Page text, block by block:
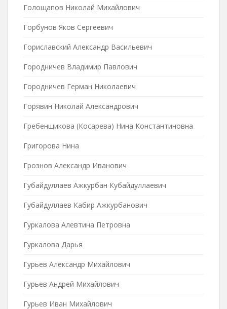
Голощапов Николай Михайлович
Горбунов Яков Сергеевич
Гориславский Александр Васильевич
Городничев Владимир Павлович
Городничев Герман Николаевич
Горявин Николай Александрович
Гребенщикова (Косарева) Нина Константиновна
Григорова Нина
Грознов Александр Иванович
Губайдуллаев Ажкурбан Кубайдуллаевич
Губайдуллаев Кабир Ажкурбанович
Гуркалова Алевтина Петровна
Гуркалова Дарья
Гурьев Александр Михайлович
Гурьев Андрей Михайлович
Гурьев Иван Михайлович